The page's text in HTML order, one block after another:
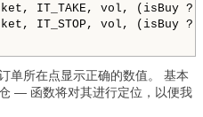
IT_TAKE, vol, (isBuy
IT_STOP, vol, (isBuy
单所在点显示正确的数值。 基本
— 函数将对其进行定位，以便我